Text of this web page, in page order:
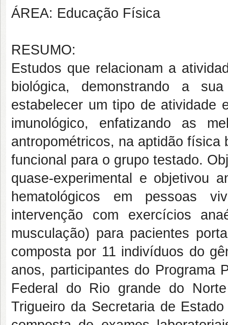
ÁREA: Educação Física
RESUMO:
Estudos que relacionam a
biológica, demonstrando a
estabelecer um tipo de atividade
imunológico, enfatizando as
antropométricos, na aptidão física
funcional para o grupo testado.
quase-experimental e objetivou
hematológicos em pessoas
intervenção com exercícios
musculação) para pacientes
composta por 11 indivíduos do
anos, participantes do Programa
Federal do Rio grande do
Trigueiro da Secretaria de